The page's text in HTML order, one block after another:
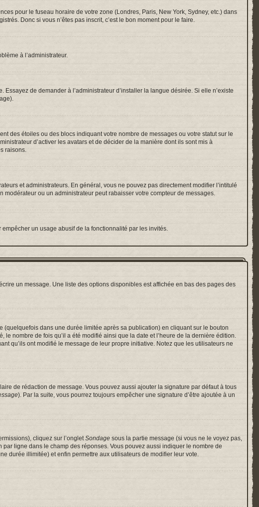
pour le fuseau horaire de votre zone (Londres, Paris, New York, Sydney, etc.) dans
Donc si vous n’êtes pas inscrit, c’est le bon moment pour le faire.
à l’administrateur.
de demander à l’administrateur d’installer la langue désirée. Si elle n’existe
des étoiles ou des blocs indiquant votre nombre de messages ou votre statut sur le
d’activer les avatars et de décider de la manière dont ils sont mis à
raisons.
et administrateurs. En général, vous ne pouvez pas directement modifier l’intitulé
modérateur ou un administrateur peut rabaisser votre compteur de messages.
un usage abusif de la fonctionnalité par les invités.
un message. Une liste des options disponibles est affichée en bas des pages des
(quelquefois dans une durée limitée après sa publication) en cliquant sur le bouton
nombre de fois qu’il a été modifié ainsi que la date et l’heure de la dernière édition.
qu’ils ont modifié le message de leur propre initiative. Notez que les utilisateurs ne
de rédaction de message. Vous pouvez aussi ajouter la signature par défaut à tous
). Par la suite, vous pourrez toujours empêcher une signature d’être ajoutée à un
cliquez sur l’ongletSondage sous la partie message (si vous ne le voyez pas,
ligne dans le champ des réponses. Vous pouvez aussi indiquer le nombre de
durée illimitée) et enfin permettre aux utilisateurs de modifier leur vote.